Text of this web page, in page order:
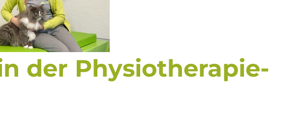
der Physiotherapie-